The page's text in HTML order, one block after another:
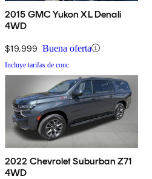
2015 GMC Yukon XL Denali
4WD
$19,999 Buena oferta
Incluye tarifas de conc.
2022 Chevrolet Suburban Z71
4WD